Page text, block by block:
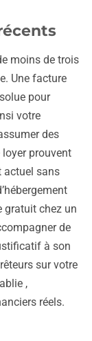
moins de trois
Une facture
pour
votre
des
prouvent
actuel sans
gratuit chez un
de
à son
sur votre
,
réels.